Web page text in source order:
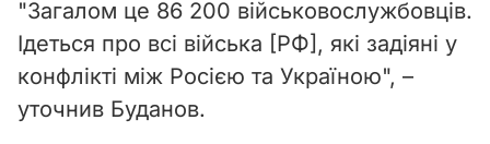
o
"Загалом це 86 200 військовослужбовців.
Ідеться про всі війська [РФ], які задіяні у
конфлікті між Росією та Україною", –
уточнив Буданов.